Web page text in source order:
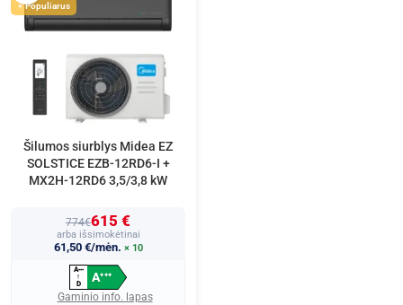
Populiarus
Šilumos siurblys Midea EZ
SOLSTICE EZB-12RD6-I +
MX2H-12RD6 3,5/3,8 kW
774€615 €
arba išsimokėtinai
61,50 €/mėn. × 10
A+++
↑
D
A+++
Gaminio info. lapas